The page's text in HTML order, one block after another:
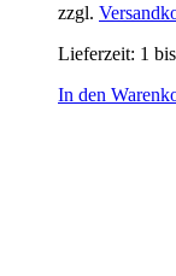
zzgl.
Lieferzeit: 1
In den